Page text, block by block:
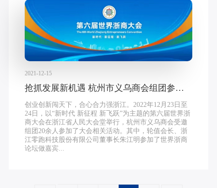
2021-12-15
抢抓发展新机遇 杭州市义乌商会组团参加第六届世界浙商大会
创业创新闯天下，合心合力强浙江。2022年12月23日至
24日，以“新时代 新征程 新飞跃”为主题的第六届世界浙
商大会在浙江省人民大会堂举行，杭州市义乌商会受邀
组团20余人参加了大会相关活动。其中，轮值会长、浙
江零跑科技股份有限公司董事长朱江明参加了世界浙商
论坛做嘉宾...